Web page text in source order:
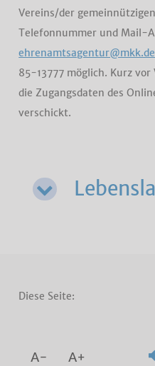
Vereins/der
Telefonnummer und Mail-
ehrenamtsagentur@mkk.de
85-13777 möglich. Kurz
die Zugangsdaten des
verschickt.
Diese Seite:
A- A+